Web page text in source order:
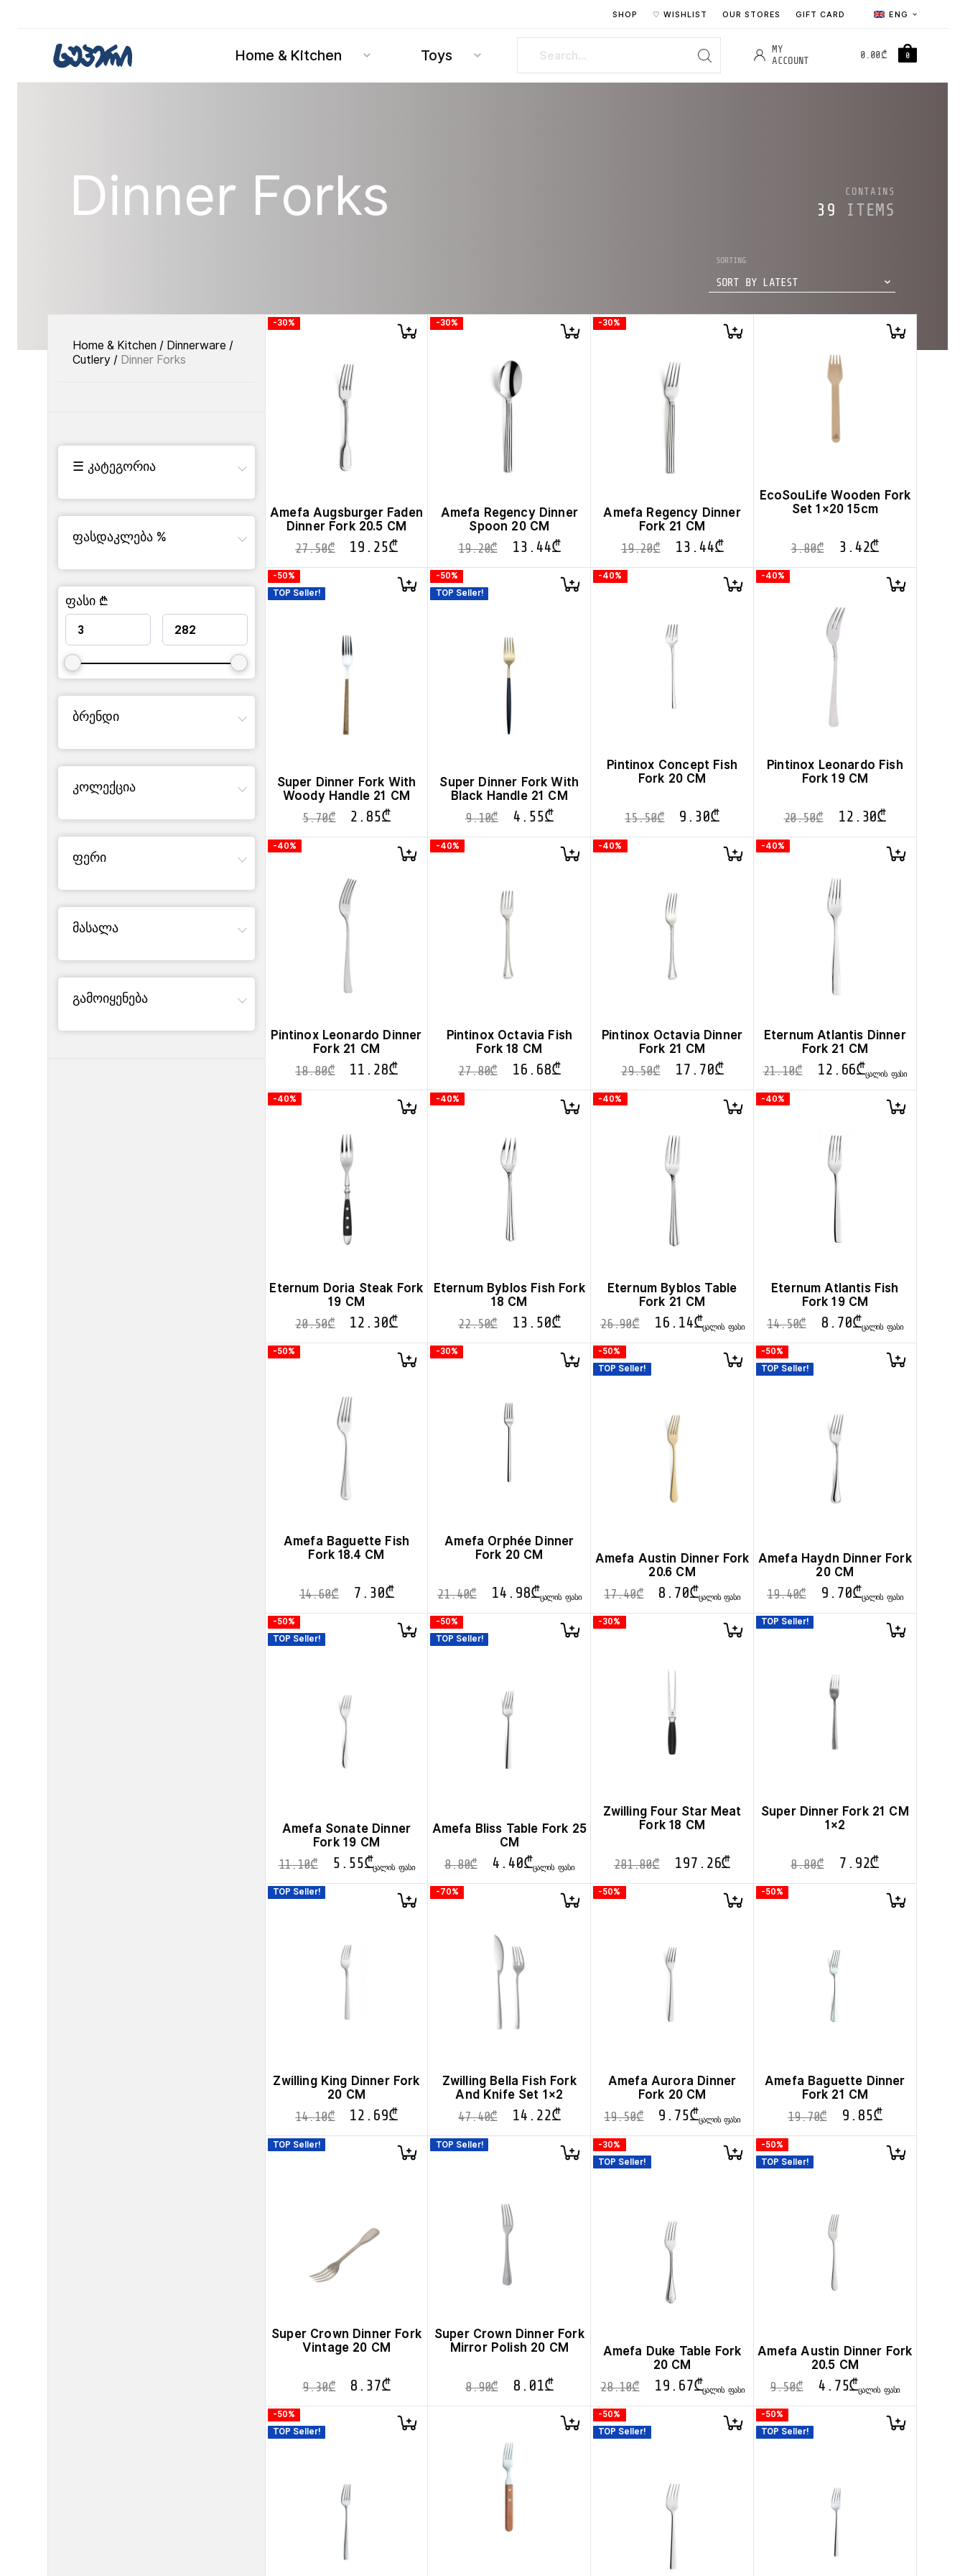
ENG
SHOP ♡ WISHLIST OUR STORES GIFT CARD
Home & Kitchen Toys
MY
ACCOUNT
0.00₾ 0
Dinner Forks CONTAINS
39 ITEMS
SORTING
SORT BY LATEST
Home & Kitchen / Dinnerware /
Cutlery/ Dinner Forks
☰ კატეგორია
ფასდაკლება %
ფასი ₾
ბრენდი
კოლექცია
ფერი
მასალა
გამოიყენება
-30%
Amefa Augsburger Faden
Dinner Fork 20.5 CM
27.50₾ 19.25₾
-30%
Amefa Regency Dinner
Spoon 20 CM
19.20₾ 13.44₾
-30%
Amefa Regency Dinner
Fork 21 CM
19.20₾ 13.44₾
EcoSouLife Wooden Fork
Set 1×20 15cm
3.80₾ 3.42₾
-50%
TOP Seller!
Super Dinner Fork With
Woody Handle 21 CM
5.70₾ 2.85₾
-50%
TOP Seller!
Super Dinner Fork With
Black Handle 21 CM
9.10₾ 4.55₾
-40%
Pintinox Concept Fish
Fork 20 CM
15.50₾ 9.30₾
-40%
Pintinox Leonardo Fish
Fork 19 CM
20.50₾ 12.30₾
-40%
Pintinox Leonardo Dinner
Fork 21 CM
18.80₾ 11.28₾
-40%
Pintinox Octavia Fish
Fork 18 CM
27.80₾ 16.68₾
-40%
Pintinox Octavia Dinner
Fork 21 CM
29.50₾ 17.70₾
-40%
Eternum Atlantis Dinner
Fork 21 CM
21.10₾ 12.66₾ᲪᲐᲚᲘᲡ ᲤᲐᲡᲘ
-40%
Eternum Doria Steak Fork
19 CM
20.50₾ 12.30₾
-40%
Eternum Byblos Fish Fork
18 CM
22.50₾ 13.50₾
-40%
Eternum Byblos Table
Fork 21 CM
26.90₾ 16.14₾ᲪᲐᲚᲘᲡ ᲤᲐᲡᲘ
-40%
Eternum Atlantis Fish
Fork 19 CM
14.50₾ 8.70₾ᲪᲐᲚᲘᲡ ᲤᲐᲡᲘ
-50%
Amefa Baguette Fish
Fork 18.4 CM
14.60₾ 7.30₾
-30%
Amefa Orphée Dinner
Fork 20 CM
21.40₾ 14.98₾ᲪᲐᲚᲘᲡ ᲤᲐᲡᲘ
-50%
TOP Seller!
Amefa Austin Dinner Fork
20.6 CM
17.40₾ 8.70₾ᲪᲐᲚᲘᲡ ᲤᲐᲡᲘ
-50%
TOP Seller!
Amefa Haydn Dinner Fork
20 CM
19.40₾ 9.70₾ᲪᲐᲚᲘᲡ ᲤᲐᲡᲘ
-50%
TOP Seller!
Amefa Sonate Dinner
Fork 19 CM
11.10₾ 5.55₾ᲪᲐᲚᲘᲡ ᲤᲐᲡᲘ
-50%
TOP Seller!
Amefa Bliss Table Fork 25
CM
8.80₾ 4.40₾ᲪᲐᲚᲘᲡ ᲤᲐᲡᲘ
-30%
Zwilling Four Star Meat
Fork 18 CM
281.80₾ 197.26₾
TOP Seller!
Super Dinner Fork 21 CM
1×2
8.80₾ 7.92₾
TOP Seller!
Zwilling King Dinner Fork
20 CM
14.10₾ 12.69₾
-70%
Zwilling Bella Fish Fork
And Knife Set 1×2
47.40₾ 14.22₾
-50%
Amefa Aurora Dinner
Fork 20 CM
19.50₾ 9.75₾ᲪᲐᲚᲘᲡ ᲤᲐᲡᲘ
-50%
Amefa Baguette Dinner
Fork 21 CM
19.70₾ 9.85₾
TOP Seller!
Super Crown Dinner Fork
Vintage 20 CM
9.30₾ 8.37₾
TOP Seller!
Super Crown Dinner Fork
Mirror Polish 20 CM
8.90₾ 8.01₾
-30%
TOP Seller!
Amefa Duke Table Fork
20 CM
28.10₾ 19.67₾ᲪᲐᲚᲘᲡ ᲤᲐᲡᲘ
-50%
TOP Seller!
Amefa Austin Dinner Fork
20.5 CM
9.50₾ 4.75₾ᲪᲐᲚᲘᲡ ᲤᲐᲡᲘ
-50%
TOP Seller!
-50%
TOP Seller!
-50%
TOP Seller!